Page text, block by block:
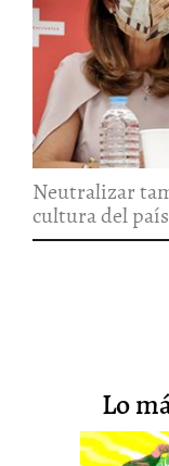
Neutralizar
cultura del país
lo